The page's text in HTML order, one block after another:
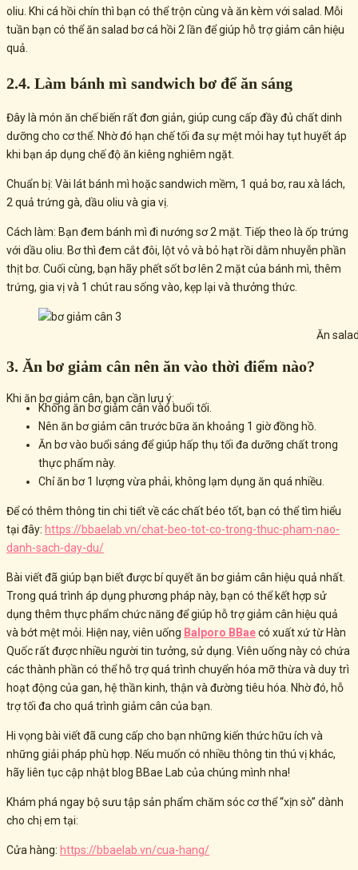
oliu. Khi cá hồi chín thì bạn có thể trộn cùng và ăn kèm với salad. Mỗi
tuần bạn có thể ăn salad bơ cá hồi 2 lần để giúp hỗ trợ giảm cân hiệu
quả.
2.4. Làm bánh mì sandwich bơ để ăn sáng
Đây là món ăn chế biến rất đơn giản, giúp cung cấp đầy đủ chất dinh
dưỡng cho cơ thể. Nhờ đó hạn chế tối đa sự mệt mỏi hay tụt huyết áp
khi bạn áp dụng chế độ ăn kiêng nghiêm ngặt.
Chuẩn bị: Vài lát bánh mì hoặc sandwich mềm, 1 quả bơ, rau xà lách,
2 quả trứng gà, dầu oliu và gia vị.
Cách làm: Bạn đem bánh mì đi nướng sơ 2 mặt. Tiếp theo là ốp trứng
với dầu oliu. Bơ thì đem cắt đôi, lột vỏ và bỏ hạt rồi dằm nhuyễn phần
thịt bơ. Cuối cùng, bạn hãy phết sốt bơ lên 2 mặt của bánh mì, thêm
trứng, gia vị và 1 chút rau sống vào, kẹp lại và thưởng thức.
Ăn
3. Ăn bơ giảm cân nên ăn vào thời điểm nào?
Khi ăn bơ giảm cân, bạn cần lưu ý:
Không ăn bơ giảm cân vào buổi tối.
Nên ăn bơ giảm cân trước bữa ăn khoảng 1 giờ đồng hồ.
Ăn bơ vào buổi sáng để giúp hấp thụ tối đa dưỡng chất trong
thực phẩm này.
Chỉ ăn bơ 1 lượng vừa phải, không lạm dụng ăn quá nhiều.
Để có thêm thông tin chi tiết về các chất béo tốt, bạn có thể tìm hiểu
tại đây: https://bbaelab.vn/chat-beo-tot-co-trong-thuc-pham-nao-
danh-sach-day-du/
Bài viết đã giúp bạn biết được bí quyết ăn bơ giảm cân hiệu quả nhất.
Trong quá trình áp dụng phương pháp này, bạn có thể kết hợp sử
dụng thêm thực phẩm chức năng để giúp hỗ trợ giảm cân hiệu quả
và bớt mệt mỏi. Hiện nay, viên uống Balporo BBaecó xuất xứ từ Hàn
Quốc rất được nhiều người tin tưởng, sử dụng. Viên uống này có chứa
các thành phần có thể hỗ trợ quá trình chuyển hóa mỡ thừa và duy trì
hoạt động của gan, hệ thần kinh, thận và đường tiêu hóa. Nhờ đó, hỗ
trợ tối đa cho quá trình giảm cân của bạn.
Hi vọng bài viết đã cung cấp cho bạn những kiến thức hữu ích và
những giải pháp phù hợp. Nếu muốn có nhiều thông tin thú vị khác,
hãy liên tục cập nhật blog BBae Lab của chúng mình nha!
Khám phá ngay bộ sưu tập sản phẩm chăm sóc cơ thể “xịn sò” dành
cho chị em tại:
Cửa hàng: https://bbaelab.vn/cua-hang/